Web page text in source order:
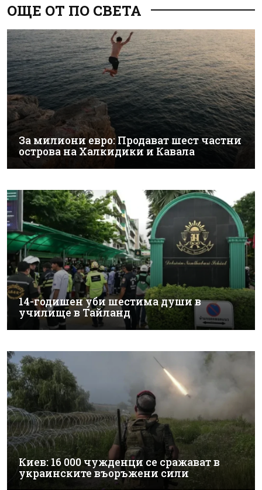
ОЩЕ ОТ ПО СВЕТА
За милиони евро: Продават шест частни
острова на Халкидики и Кавала
14-годишен уби шестима души в
училище в Тайланд
Киев: 16 000 чужденци се сражават в
украинските въоръжени сили